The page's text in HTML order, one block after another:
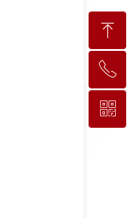
ꁸ
回到顶部
ꂅ
0795-7179088
ꀥ